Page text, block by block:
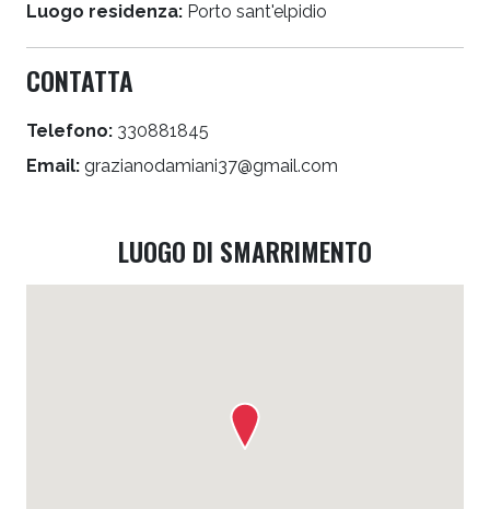
Luogo residenza: Porto sant'elpidio
CONTATTA
Telefono: 330881845
Email: grazianodamiani37@gmail.com
LUOGO DI SMARRIMENTO